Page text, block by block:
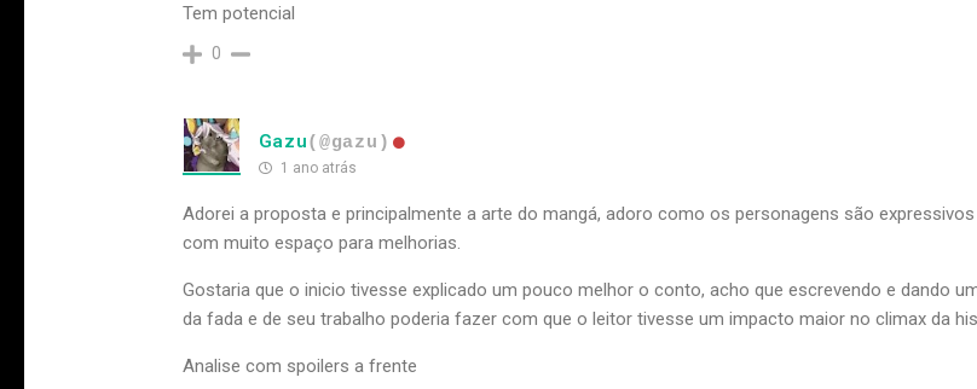
Tem potencial
0
Gazu(@gazu)
1 ano atrás
Adorei a proposta e principalmente a arte do mangá, adoro como os personagens são
com muito espaço para melhorias.
Gostaria que o inicio tivesse explicado um pouco melhor o conto, acho que escrevendo e dando
da fada e de seu trabalho poderia fazer com que o leitor tivesse um impacto maior no climax da
Analise com spoilers a frente